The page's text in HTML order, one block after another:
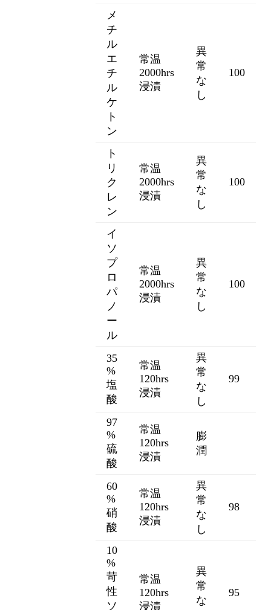
メ
チ
ル
エ
チ
ル
ケ
ト
ン
常温
2000hrs
浸漬
異
常
な
し
100
ト
リ
ク
レ
ン
常温
2000hrs
浸漬
異
常
な
し
100
イ
ソ
プ
ロ
パ
ノ
ー
ル
常温
2000hrs
浸漬
異
常
な
し
100
35
%
塩
酸
常温
120hrs
浸漬
異
常
な
し
99
97
%
硫
酸
常温
120hrs
浸漬
膨
潤
60
%
硝
酸
常温
120hrs
浸漬
異
常
な
し
98
10
%
苛
性
ソ
常温
120hrs
浸漬
異
常
な
95